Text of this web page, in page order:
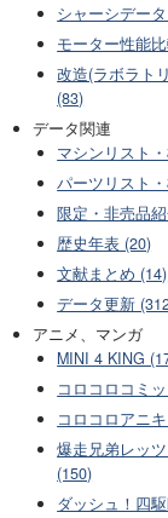
シャーシデー
モーター性能
改造(ラボラト
(83)
データ関連
マシンリスト
パーツリスト
限定・非売品
歴史年表 (20)
文献まとめ (14)
データ更新
アニメ、マンガ
MINI 4 KING
コロコロコミ
コロコロアニ
爆走兄弟レッ
(150)
ダッシュ！四